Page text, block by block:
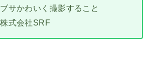
サかわいく撮影すること
式会社SRF